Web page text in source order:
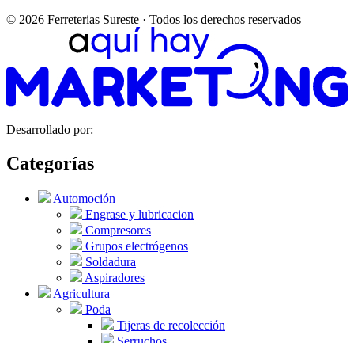
© 2026 Ferreterias Sureste · Todos los derechos reservados
Desarrollado por:
Categorías
Automoción
Engrase y lubricacion
Compresores
Grupos electrógenos
Soldadura
Aspiradores
Agricultura
Poda
Tijeras de recolección